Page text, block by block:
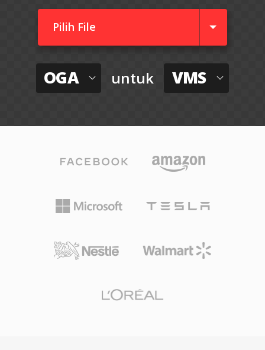
Pilih File
OGA untuk VMS